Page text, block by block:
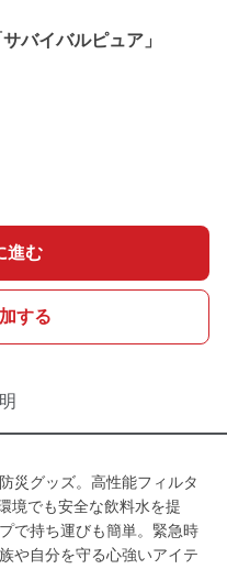
バイバルピュア」
進む
する
災グッズ。高性能フィルタ
境でも安全な飲料水を提
で持ち運びも簡単。緊急時
や自分を守る心強いアイテ